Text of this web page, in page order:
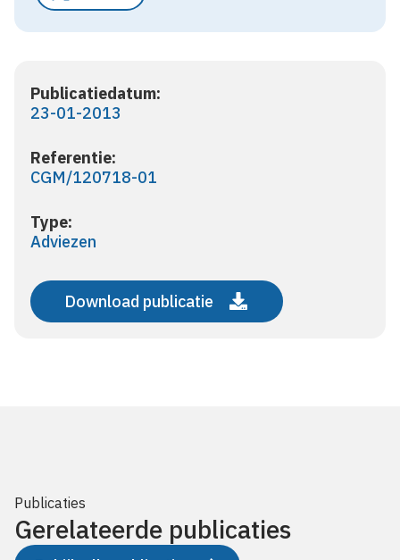
Publicatiedatum:
23-01-2013
Referentie:
CGM/120718-01
Type:
Adviezen
Download publicatie
Publicaties
Gerelateerde publicaties